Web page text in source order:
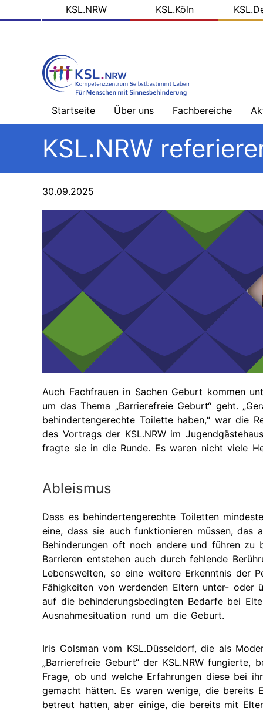
zum
KSLKSL.NRW KSL.Köln
Startseite Über uns
Willkommen
Arbeitsfelder
Projektpartner
Geförderte
Ausstattung
Fachbereiche
Sehbehinderung
–
Hörbehinderung
Schwerpunkt
Lautsprache
Taubblindheit
Recht
-
KSL.NRW
30.09.2025
Auch Fachfrauen in Sachen Geburt kommen
um das Thema „Barrierefreie Geburt“ geht.
behindertengerechte Toilette haben,“ war die
des Vortrags der KSL.NRW im
fragte sie in die Runde. Es waren nicht viele
Ableismus
Dass es behindertengerechte Toiletten
eine, dass sie auch funktionieren müssen, das
Behinderungen oft noch andere und führen zu
Barrieren entstehen auch durch fehlende
Lebenswelten, so eine weitere Erkenntnis der
Fähigkeiten von werdenden Eltern unter- oder
auf die behinderungsbedingten Bedarfe bei
Ausnahmesituation rund um die Geburt.
Iris Colsman vom KSL.Düsseldorf, die als
„Barrierefreie Geburt“ der KSL.NRW
Frage, ob und welche Erfahrungen diese bei
gemacht hätten. Es waren wenige, die bereits
betreut hatten, aber einige, die bereits mit